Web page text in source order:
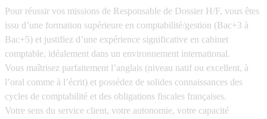
Pour réussir vos missions de Responsable de Dossier H/F, vous êtes
issu d’une formation supérieure en comptabilité/gestion (Bac+3 à
Bac+5) et justifiez d’une expérience significative en cabinet
comptable, idéalement dans un environnement international.
Vous maîtrisez parfaitement l’anglais (niveau natif ou excellent, à
l’oral comme à l’écrit) et possédez de solides connaissances des
cycles de comptabilité et des obligations fiscales françaises.
Votre sens du service client, votre autonomie, votre capacité